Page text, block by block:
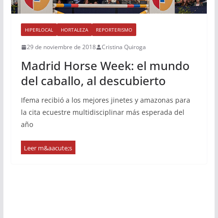
HIPERLOCAL HORTALEZA REPORTERISMO
29 de noviembre de 2018 Cristina Quiroga
Madrid Horse Week: el mundo
del caballo, al descubierto
Ifema recibió a los mejores jinetes y amazonas para
la cita ecuestre multidisciplinar más esperada del
año